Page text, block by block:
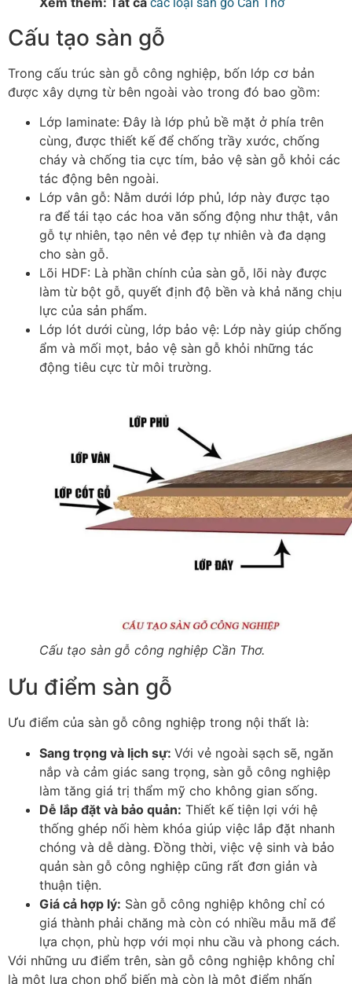
Cấu tạo sàn gỗ
Trong cấu trúc sàn gỗ công nghiệp, bốn lớp cơ bản
được xây dựng từ bên ngoài vào trong đó bao gồm:
Lớp laminate: Đây là lớp phủ bề mặt ở phía trên
cùng, được thiết kế để chống trầy xước, chống
cháy và chống tia cực tím, bảo vệ sàn gỗ khỏi các
tác động bên ngoài.
Lớp vân gỗ: Nằm dưới lớp phủ, lớp này được tạo
ra để tái tạo các hoa văn sống động như thật, vân
gỗ tự nhiên, tạo nên vẻ đẹp tự nhiên và đa dạng
cho sàn gỗ.
Lõi HDF: Là phần chính của sàn gỗ, lõi này được
làm từ bột gỗ, quyết định độ bền và khả năng chịu
lực của sản phẩm.
Lớp lót dưới cùng, lớp bảo vệ: Lớp này giúp chống
ẩm và mối mọt, bảo vệ sàn gỗ khỏi những tác
động tiêu cực từ môi trường.
Cấu tạo sàn gỗ công nghiệp Cần Thơ.
Ưu điểm sàn gỗ
Ưu điểm của sàn gỗ công nghiệp trong nội thất là:
Sang trọng và lịch sự: Với vẻ ngoài sạch sẽ, ngăn
nắp và cảm giác sang trọng, sàn gỗ công nghiệp
làm tăng giá trị thẩm mỹ cho không gian sống.
Dễ lắp đặt và bảo quản: Thiết kế tiện lợi với hệ
thống ghép nối hèm khóa giúp việc lắp đặt nhanh
chóng và dễ dàng. Đồng thời, việc vệ sinh và bảo
quản sàn gỗ công nghiệp cũng rất đơn giản và
thuận tiện.
Giá cả hợp lý: Sàn gỗ công nghiệp không chỉ có
giá thành phải chăng mà còn có nhiều mẫu mã để
lựa chọn, phù hợp với mọi nhu cầu và phong cách.
Với những ưu điểm trên, sàn gỗ công nghiệp không chỉ
là một lựa chọn phổ biến mà còn là một điểm nhấn